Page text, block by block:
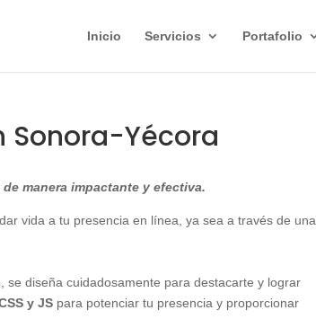
Inicio Servicios Portafolio
Sonora-Yécora
manera impactante y efectiva.
vida a tu presencia en línea, ya sea a través de una
diseña cuidadosamente para destacarte y lograr
y JS para potenciar tu presencia y proporcionar